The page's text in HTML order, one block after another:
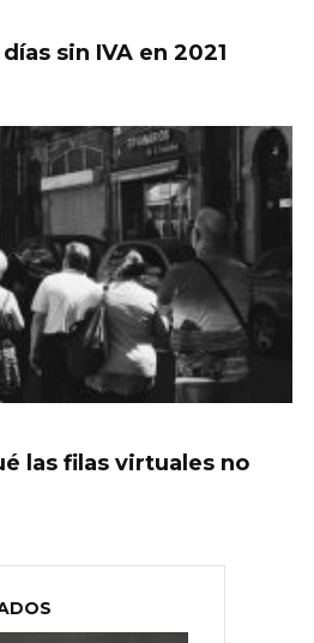
sin IVA en 2021
las filas virtuales no